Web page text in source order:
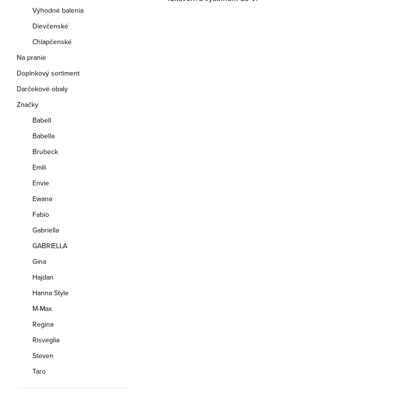
Výhodné balenia
Dievčenské
Chlapčenské
Na pranie
Doplnkový sortiment
Darčekové obaly
Značky
Babell
Babella
Brubeck
Emili
Envie
Ewana
Fabio
Gabriella
GABRIELLA
Gina
Hajdan
Hanna Style
M-Max
Regina
Risveglia
Steven
Taro